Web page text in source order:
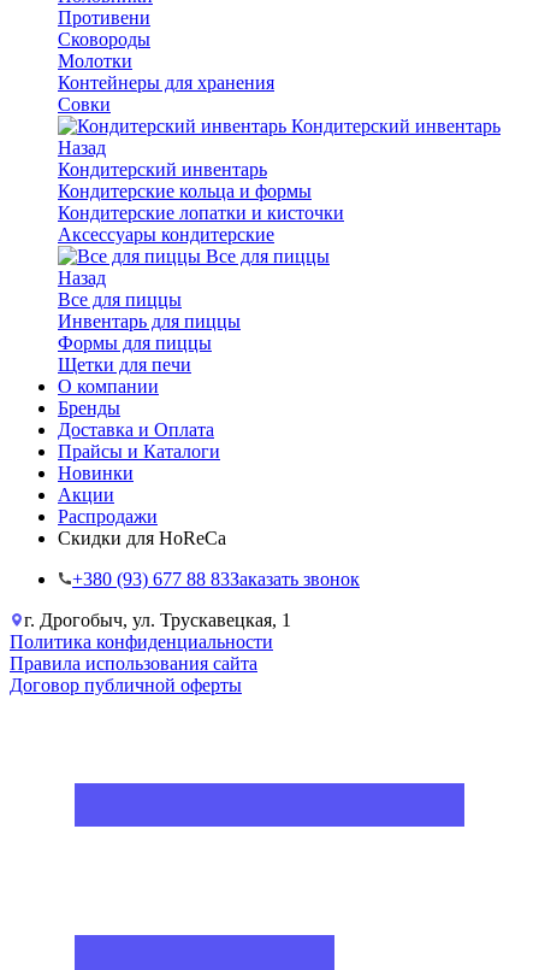
Противени
Сковороды
Молотки
Контейнеры для хранения
Совки
Кондитерский инвентарь
Назад
Кондитерский инвентарь
Кондитерские кольца и формы
Кондитерские лопатки и кисточки
Аксессуары кондитерские
Все для пиццы
Назад
Все для пиццы
Инвентарь для пиццы
Формы для пиццы
Щетки для печи
О компании
Бренды
Доставка и Оплата
Прайсы и Каталоги
Новинки
Акции
Распродажи
Скидки для HoReCa
+38‎0 (93) 677 88 83Заказать звонок
г. Дрогобыч, ул. Трускавецкая, 1
Политика конфиденциальности
Правила использования сайта
Договор публичной оферты